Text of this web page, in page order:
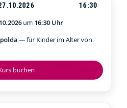
buchen
16:30
um 16:30 Uhr
--- für Kinder im Alter von